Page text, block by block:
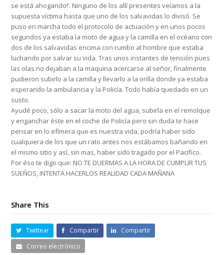
se está ahogando!’. Ninguno de los allí presentes veíamos a la
supuesta víctima hasta que uno de los salvavidas lo divisó. Se
puso en marcha todo el protocolo de actuación y en unos pocos
segundos ya estaba la moto de agua y la camilla en el océano con
dos de los salvavidas encima con rumbo al hombre que estaba
luchando por salvar su vida. Tras unos instantes de tensión pues
las olas no dejaban a la maquina acercarse al señor, finalmente
pudieron subirlo a la camilla y llevarlo a la orilla donde ya estaba
esperando la ambulancia y la Policía. Todo había quedado en un
susto.
Ayudé poco, sólo a sacar la moto del agua, subirla en el remolque
y enganchar éste en el coche de Policía pero sin duda te hace
pensar en lo efímera que es nuestra vida, podría haber sido
cualquiera de los que un rato antes nos estábamos bañando en
el mismo sitio y así, sin mas, haber sido tragado por el Pacífico.
Por éso te digo que: NO TE DUERMAS A LA HORA DE CUMPLIR TUS
SUEÑOS, INTENTA HACERLOS REALIDAD CADA MAÑANA
Share This
Twittear Compartir
Compartir
Correo electrónico